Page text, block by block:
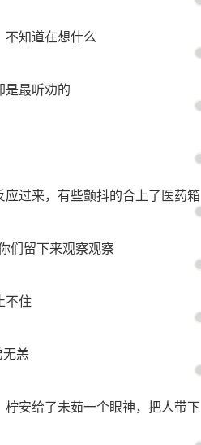
知道在想什么
是最听劝的
过来，有些颤抖的合上了医药箱
们留下来观察观察
不住
恙
安给了未茹一个眼神，把人带下